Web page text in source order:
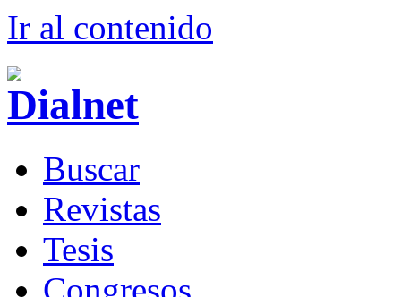
Ir al contenido
Buscar
Revistas
Tesis
Congresos